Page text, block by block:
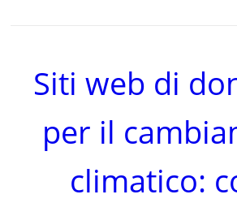
Siti web di
per il
climatico: